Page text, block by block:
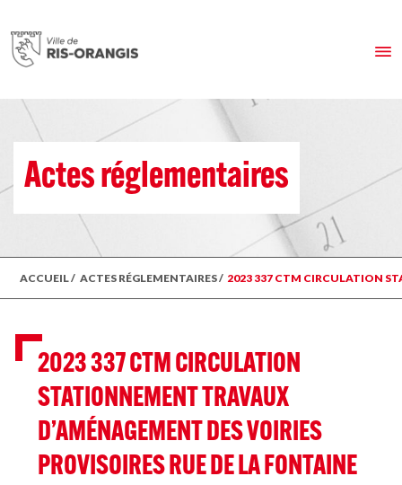
Actes réglementaires
ACCUEIL/ ACTES RÉGLEMENTAIRES/ 2023 337 CTM CIRCULATION
2023 337 CTM CIRCULATION
STATIONNEMENT TRAVAUX
D’AMÉNAGEMENT DES VOIRIES
PROVISOIRES RUE DE LA FONTAINE